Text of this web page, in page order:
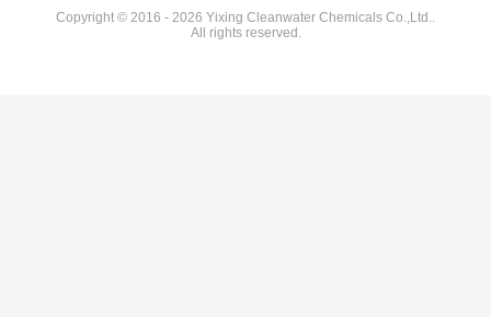
Copyright © 2016 - 2026 Yixing Cleanwater Chemicals Co.,Ltd..
All rights reserved.